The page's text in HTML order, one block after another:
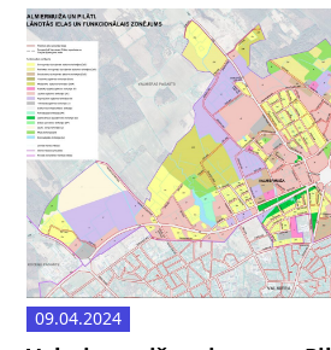
09.04.2024